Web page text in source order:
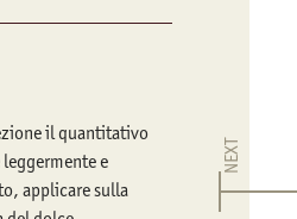
il quantitativo
e
applicare sulla
NEXT